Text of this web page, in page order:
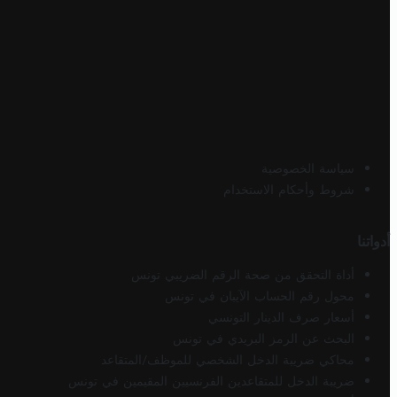
سياسة الخصوصية
شروط وأحكام الاستخدام
أدواتنا
أداة التحقق من صحة الرقم الضريبي تونس
محول رقم الحساب الآيبان في تونس
أسعار صرف الدينار التونسي
البحث عن الرمز البريدي في تونس
محاكي ضريبة الدخل الشخصي للموظف/المتقاعد
ضريبة الدخل للمتقاعدين الفرنسيين المقيمين في تونس